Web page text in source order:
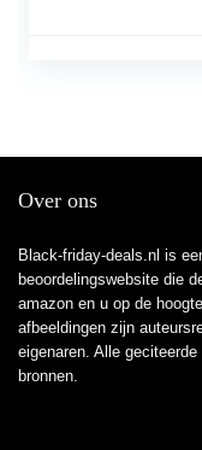
Over ons
Black-friday-deals.nl is
beoordelingswebsite die
amazon en u op de
afbeeldingen zijn
eigenaren. Alle
bronnen.